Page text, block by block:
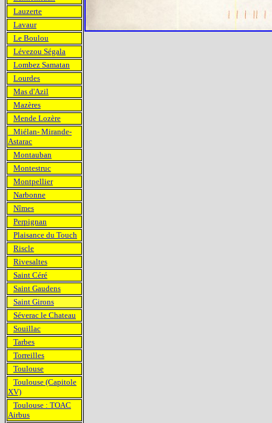
Lauzerte
Lavaur
Le Boulou
Lévezou Ségala
Lombez Samatan
Lourdes
Mas d'Azil
Mazères
Mende Lozère
Miélan- Mirande-
Astarac
Montauban
Montestruc
Montpellier
Narbonne
Nîmes
Perpignan
Plaisance du Touch
Riscle
Rivesaltes
Saint Céré
Saint Gaudens
Saint Girons
Séverac le Chateau
Souillac
Tarbes
Torreilles
Toulouse
Toulouse (Capitole
XV)
Toulouse : TOAC
Airbus